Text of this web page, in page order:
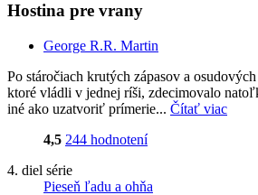
Hostina pre vrany
George R.R. Martin
Po stáročiach krutých zápasov a
ktoré vládli v jednej ríši, zdecimovalo
iné ako uzatvoriť prímerie... Čítať viac
4,5 244 hodnotení
4. diel série
Pieseň ľadu a ohňa